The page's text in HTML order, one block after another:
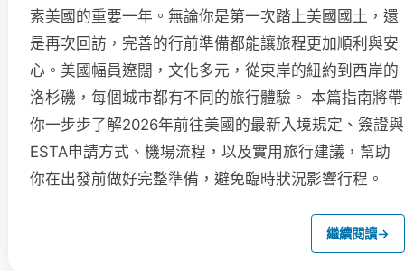
索美國的重要一年。無論你是第一次踏上美國國土，還
是再次回訪，完善的行前準備都能讓旅程更加順利與安
心。美國幅員遼闊，文化多元，從東岸的紐約到西岸的
洛杉磯，每個城市都有不同的旅行體驗。 本篇指南將帶
你一步步了解2026年前往美國的最新入境規定、簽證與
ESTA申請方式、機場流程，以及實用旅行建議，幫助
你在出發前做好完整準備，避免臨時狀況影響行程。
繼續閱讀→